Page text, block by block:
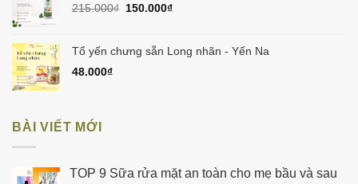
215.000₫ Giá
215.000₫.
150.000₫Giá
là:
Tổ yến chưng sẵn Long nhãn - Yến Na
48.000₫
BÀI VIẾT MỚI
TOP 9 Sữa rửa mặt an toàn cho mẹ bầu và sau